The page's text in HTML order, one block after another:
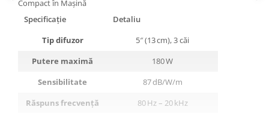
Compact în Mașină
Specificație
Detaliu
Tip difuzor
5″ (13 cm), 3 căi
Putere maximă
180 W
Sensibilitate
87 dB/W/m
Răspuns frecvență
80 Hz – 20 kHz